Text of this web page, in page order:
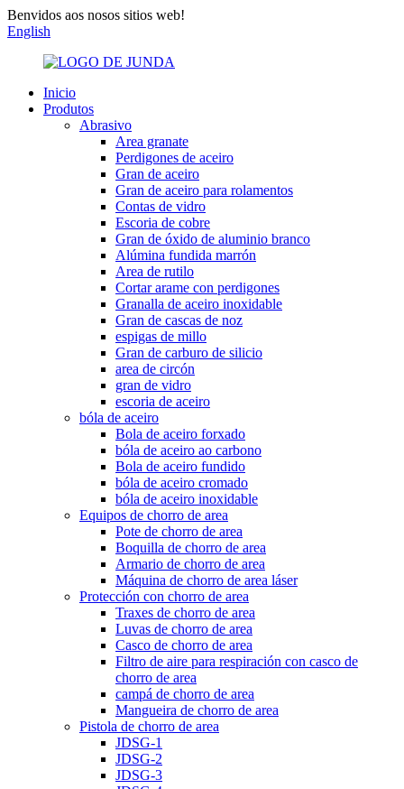
Benvidos aos nosos sitios web!
English
Inicio
Produtos
Abrasivo
Area granate
Perdigones de aceiro
Gran de aceiro
Gran de aceiro para rolamentos
Contas de vidro
Escoria de cobre
Gran de óxido de aluminio branco
Alúmina fundida marrón
Area de rutilo
Cortar arame con perdigones
Granalla de aceiro inoxidable
Gran de cascas de noz
espigas de millo
Gran de carburo de silicio
area de circón
gran de vidro
escoria de aceiro
bóla de aceiro
Bola de aceiro forxado
bóla de aceiro ao carbono
Bola de aceiro fundido
bóla de aceiro cromado
bóla de aceiro inoxidable
Equipos de chorro de area
Pote de chorro de area
Boquilla de chorro de area
Armario de chorro de area
Máquina de chorro de area láser
Protección con chorro de area
Traxes de chorro de area
Luvas de chorro de area
Casco de chorro de area
Filtro de aire para respiración con casco de
chorro de area
campá de chorro de area
Mangueira de chorro de area
Pistola de chorro de area
JDSG-1
JDSG-2
JDSG-3